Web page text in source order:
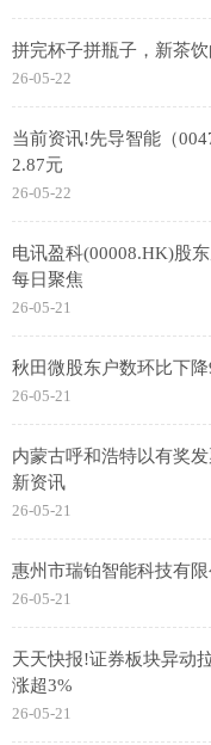
拼完杯子拼瓶子，新茶
26-05-22
当前资讯!先导智能（
2.87元
26-05-22
电讯盈科(00008.HK)股
每日聚焦
26-05-21
秋田微股东户数环比下
26-05-21
内蒙古呼和浩特以有奖
新资讯
26-05-21
惠州市瑞铂智能科技有
26-05-21
天天快报!证券板块异动
涨超3%
26-05-21